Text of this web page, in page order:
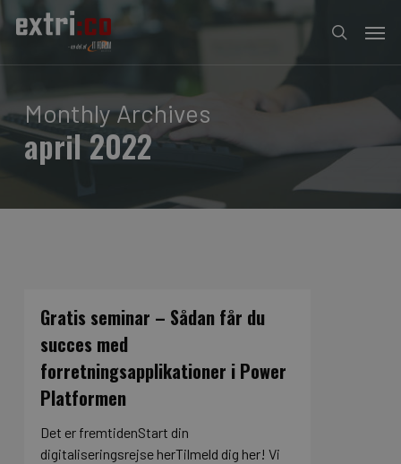
to
search
Menu
Monthly Archives
april 2022
Gratis seminar – Sådan får du
succes med
forretningsapplikationer i Power
Platformen
Det er fremtidenStart din
digitaliseringsrejse herTilmeld dig her! Vi